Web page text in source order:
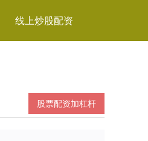
线上炒股配资
股票配资加杠杆